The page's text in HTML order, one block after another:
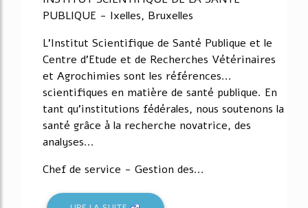
PUBLIQUE - Ixelles, Bruxelles
L'Institut Scientifique de Santé Publique et le
Centre d'Etude et de Recherches Vétérinaires
et Agrochimies sont les références...
scientifiques en matière de santé publique. En
tant qu'institutions fédérales, nous soutenons la
santé grâce à la recherche novatrice, des
analyses...
Chef de service - Gestion des...